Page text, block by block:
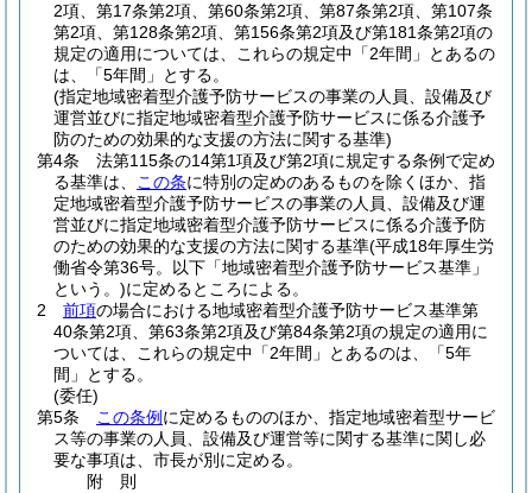
2項、第17条第2項、第60条第2項、第87条第2項、第107条
第2項、第128条第2項、第156条第2項及び第181条第2項の
規定の適用については、これらの規定中「2年間」とあるの
は、「5年間」とする。
(指定地域密着型介護予防サービスの事業の人員、設備及び
運営並びに指定地域密着型介護予防サービスに係る介護予
防のための効果的な支援の方法に関する基準)
第4条
法第115条の14第1項及び第2項に規定する条例で定め
る基準は、
この条に特別の定めのあるものを除くほか、指
定地域密着型介護予防サービスの事業の人員、設備及び運
営並びに指定地域密着型介護予防サービスに係る介護予防
のための効果的な支援の方法に関する基準(平成18年厚生労
働省令第36号。以下「地域密着型介護予防サービス基準」
という。)に定めるところによる。
2
前項の場合における地域密着型介護予防サービス基準第
40条第2項、第63条第2項及び第84条第2項の規定の適用に
ついては、これらの規定中「2年間」とあるのは、「5年
間」とする。
(委任)
第5条
この条例 に定めるもののほか、指定地域密着型サービ
ス等の事業の人員、設備及び運営等に関する基準に関し必
要な事項は、市長が別に定める。
附 則